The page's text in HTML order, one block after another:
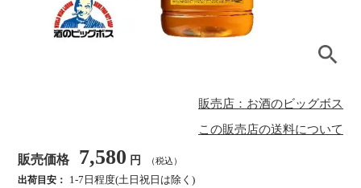
販売店：お酒のビッグボス
この販売店の送料について
販売価格 7,580 円 （税込）
出荷目安：
1-7日程度(土日祝日は除く)